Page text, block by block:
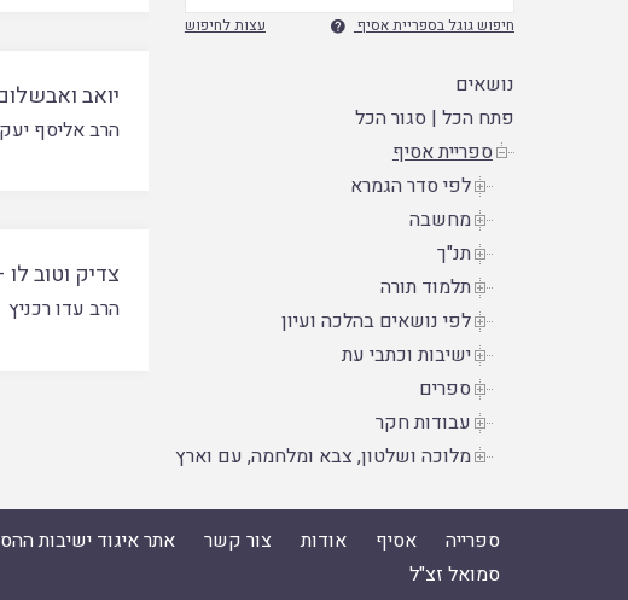
יואב
הרב אליסף
צדיק וטוב
הרב עדו רכניץ
חיפוש גוגל בספריית אסיף  עצות לחיפוש
נושאים
פתח הכל |סגור הכל
ספריית אסיף
לפי סדר הגמרא
מחשבה
תנ"ך
תלמוד תורה
לפי נושאים בהלכה ועיון
ישיבות וכתבי עת
ספרים
עבודות חקר
מלוכה ושלטון, צבא ומלחמה, עם וארץ
ספרייה אסיף אודות צור קשר אתר איגוד ישיבות
סמואל זצ"ל